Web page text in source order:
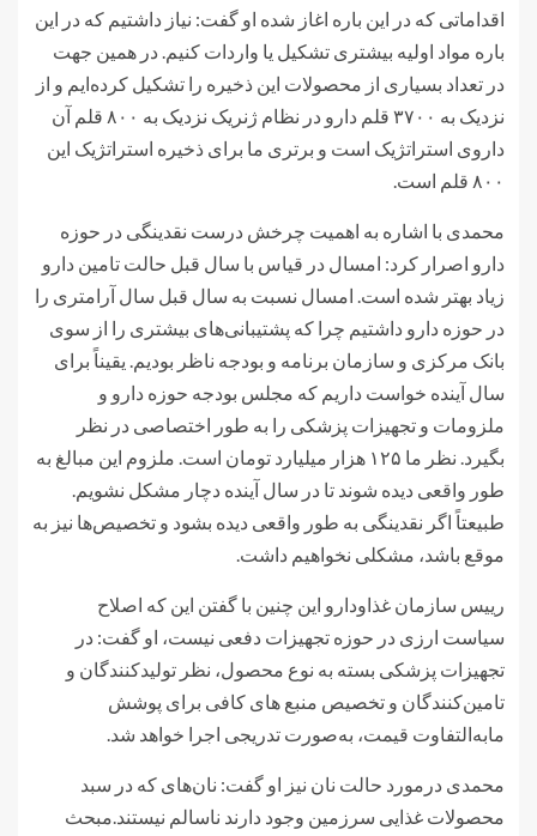
اقداماتی که در این باره اغاز شده او گفت: نیاز داشتیم که در این
باره مواد اولیه بیشتری تشکیل یا واردات کنیم. در همین جهت
در تعداد بسیاری از محصولات این ذخیره را تشکیل کرده‌ایم و از
نزدیک به ۳۷۰۰ قلم دارو در نظام ژنریک نزدیک به ۸۰۰ قلم آن
داروی استراتژیک است و برتری ما برای ذخیره استراتژیک این
۸۰۰ قلم است.
محمدی با اشاره به اهمیت چرخش درست نقدینگی در حوزه
دارو اصرار کرد: امسال در قیاس با سال قبل حالت تامین دارو
زیاد بهتر شده است. امسال نسبت به سال قبل سال آرامتری را
در حوزه دارو داشتیم چرا که پشتیبانی‌های بیشتری را از سوی
بانک مرکزی و سازمان برنامه و بودجه ناظر بودیم. یقیناً برای
سال آینده خواست داریم که مجلس بودجه حوزه دارو و
ملزومات و تجهیزات پزشکی را به طور اختصاصی در نظر
بگیرد. نظر ما ۱۲۵ هزار میلیارد تومان است. ملزوم این مبالغ به
طور واقعی دیده شوند تا در سال آینده دچار مشکل نشویم.
طبیعتاً اگر نقدینگی به طور واقعی دیده بشود و تخصیص‌ها نیز به
موقع باشد، مشکلی نخواهیم داشت.
رییس سازمان غذاودارو این چنین با گفتن این که اصلاح
سیاست ارزی در حوزه تجهیزات دفعی نیست، او گفت: در
تجهیزات پزشکی بسته به نوع محصول، نظر تولیدکنندگان و
تامین‌کنندگان و تخصیص منبع های کافی برای پوشش
مابه‌التفاوت قیمت، به‌صورت تدریجی اجرا خواهد شد.
محمدی درمورد حالت نان نیز او گفت: نان‌های که در سبد
محصولات غذایی سرزمین وجود دارند ناسالم نیستند.مبحث